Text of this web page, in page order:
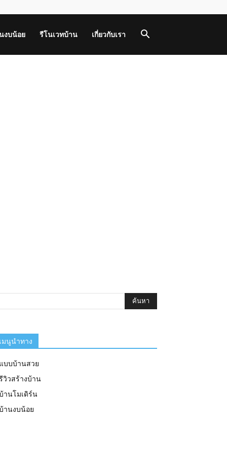
งบน้อย รีโนเวทบ้าน เกี่ยวกับเรา
เมนูนำทาง
แบบบ้านสวย
วิวสร้างบ้าน
านโมเดิร์น
านงบน้อย